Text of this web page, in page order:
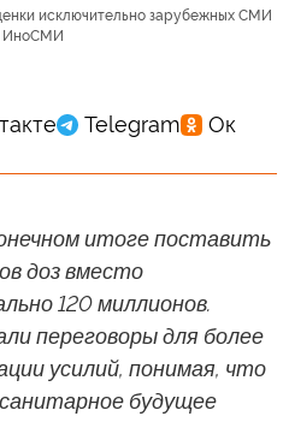
исключительно зарубежных СМИ
ИноСМИ
итоге поставить
доз вместо
120 миллионов.
переговоры для более
усилий, понимая, что
будущее